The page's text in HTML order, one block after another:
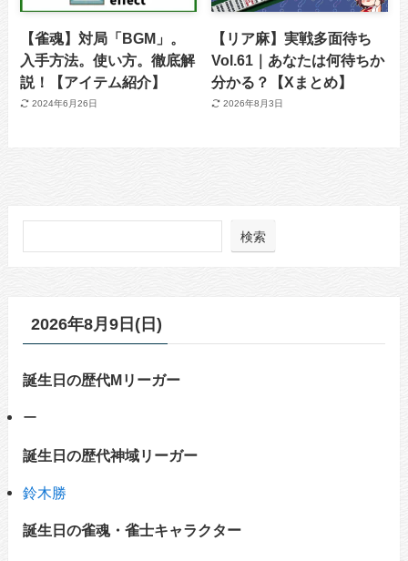
【雀魂】対局「BGM」。
入手方法。使い方。徹底解
説！【アイテム紹介】
2024年6月26日
【リア麻】実戦多面待ち
Vol.61｜あなたは何待ちか
分かる？【Xまとめ】
2026年8月3日
検索
2026年8月9日(日)
誕生日の歴代Mリーガー
ー
誕生日の歴代神域リーガー
鈴木勝
誕生日の雀魂・雀士キャラクター